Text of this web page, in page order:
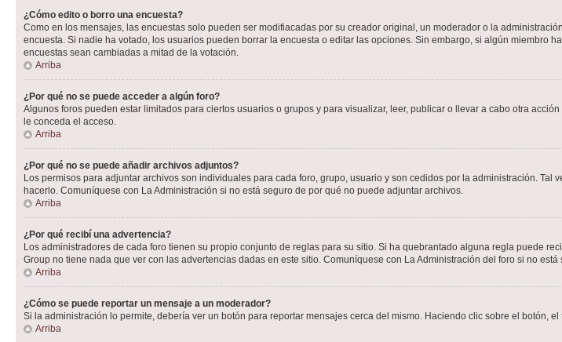
¿Cómo edito o borro una encuesta?
Como en los mensajes, las encuestas solo pueden ser modifiacadas por su creador original, un moderador o la
encuesta. Si nadie ha votado, los usuarios pueden borrar la encuesta o editar las opciones. Sin embargo, si algún miembro
encuestas sean cambiadas a mitad de la votación.
Arriba
¿Por qué no se puede acceder a algún foro?
Algunos foros pueden estar limitados para ciertos usuarios o grupos y para visualizar, leer, publicar o llevar a cabo otra
le conceda el acceso.
Arriba
¿Por qué no se puede añadir archivos adjuntos?
Los permisos para adjuntar archivos son individuales para cada foro, grupo, usuario y son cedidos por la administración.
hacerlo. Comuníquese con La Administración si no está seguro de por qué no puede adjuntar archivos.
Arriba
¿Por qué recibí una advertencia?
Los administradores de cada foro tienen su propio conjunto de reglas para su sitio. Si ha quebrantado alguna regla puede
Group no tiene nada que ver con las advertencias dadas en este sitio. Comuníquese con La Administración del foro si no
Arriba
¿Cómo se puede reportar un mensaje a un moderador?
Si la administración lo permite, debería ver un botón para reportar mensajes cerca del mismo. Haciendo clic sobre el botón,
Arriba